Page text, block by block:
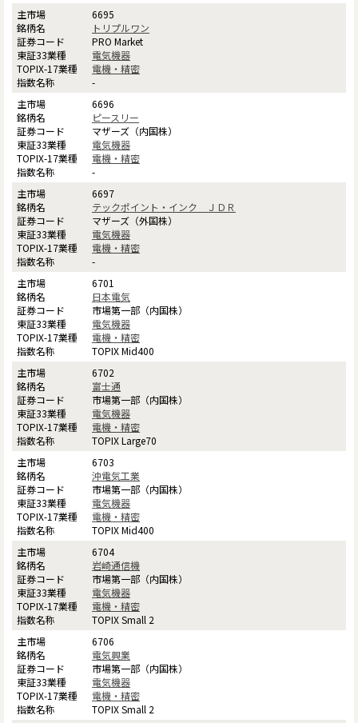
6695
トリプルワン
PRO Market
電気機器
電機・精密
-
6696
ピースリー
マザーズ（内国株）
電気機器
電機・精密
-
6697
テックポイント・インク ＪＤＲ
マザーズ（外国株）
電気機器
電機・精密
-
6701
日本電気
市場第一部（内国株）
電気機器
電機・精密
TOPIX Mid400
6702
富士通
市場第一部（内国株）
電気機器
電機・精密
TOPIX Large70
6703
沖電気工業
市場第一部（内国株）
電気機器
電機・精密
TOPIX Mid400
6704
岩崎通信機
市場第一部（内国株）
電気機器
電機・精密
TOPIX Small 2
6706
電気興業
市場第一部（内国株）
電気機器
電機・精密
TOPIX Small 2